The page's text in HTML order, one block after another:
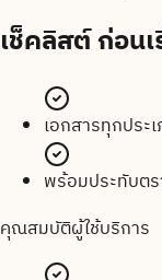
เช็คลิสต์ก่อนเ
เอกสารทุกประ
พร้อมประทับต
คุณสมบัติผู้ใช้บริการ